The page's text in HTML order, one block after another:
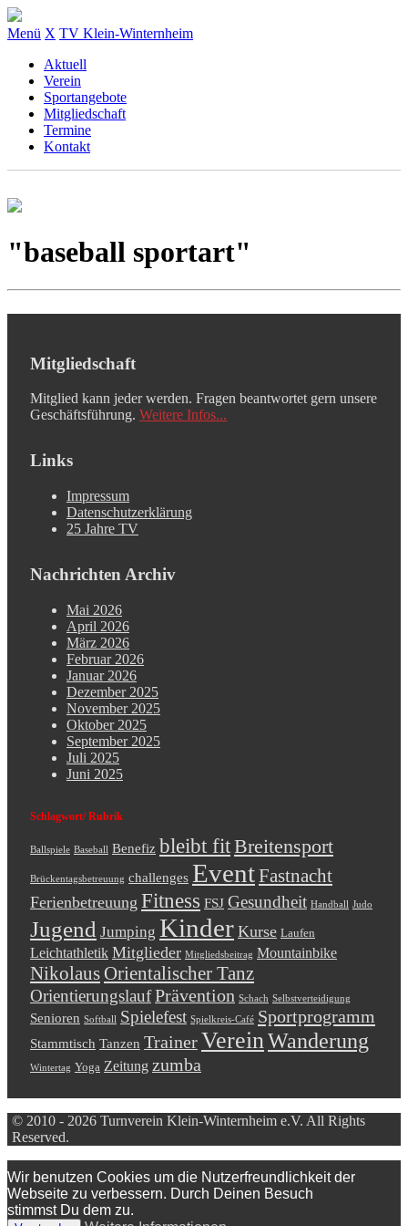
Menü X TV Klein-Winternheim
Aktuell
Verein
Sportangebote
Mitgliedschaft
Termine
Kontakt
"baseball sportart"
Mitgliedschaft
Mitglied kann jeder werden. Fragen beantwortet gern unsere
Geschäftsführung. Weitere Infos...
Links
Impressum
Datenschutzerklärung
25 Jahre TV
Nachrichten Archiv
Mai 2026
April 2026
März 2026
Februar 2026
Januar 2026
Dezember 2025
November 2025
Oktober 2025
September 2025
Juli 2025
Juni 2025
Schlagwort/ Rubrik
Ballspiele Baseball Benefiz bleibt fitBreitensport
Brückentagsbetreuung challenges EventFastnacht
Ferienbetreuung Fitness FSJ Gesundheit Handball Judo
Jugend Jumping Kinder Kurse Laufen
Leichtathletik Mitglieder Mitgliedsbeitrag Mountainbike
Nikolaus Orientalischer Tanz
OrientierungslaufPrävention Schach Selbstverteidigung
Senioren Softball Spielefest Spielkreis-Café Sportprogramm
Stammtisch Tanzen TrainerVereinWanderung
Wintertag Yoga Zeitung zumba
© 2010 - 2026 Turnverein Klein-Winternheim e.V. All Rights
Reserved.
Wir benutzen Cookies um die Nutzerfreundlichkeit der
Webseite zu verbessern. Durch Deinen Besuch
stimmst Du dem zu.